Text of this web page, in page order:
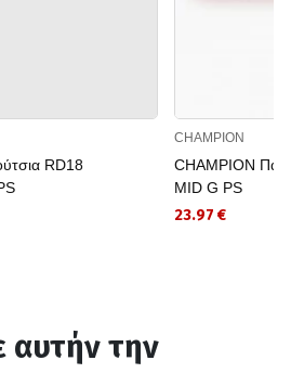
RD18
CHAMPION
CHAMPION
MID G PS
23.97 €
αυτήν την